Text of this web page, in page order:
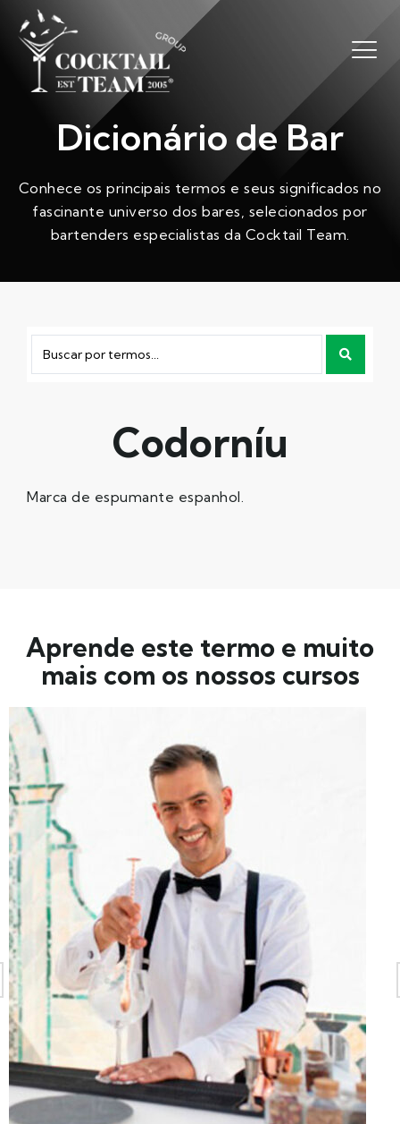
Dicionário de Bar
Conhece os principais termos e seus significados no
fascinante universo dos bares, selecionados por
bartenders especialistas da Cocktail Team.
Codorníu
Marca de espumante espanhol.
Aprende este termo e muito
mais com os nossos cursos